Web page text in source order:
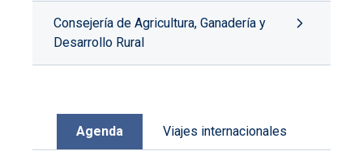
Consejería de Agricultura, Ganadería y
Desarrollo Rural
Agenda Viajes internacionales